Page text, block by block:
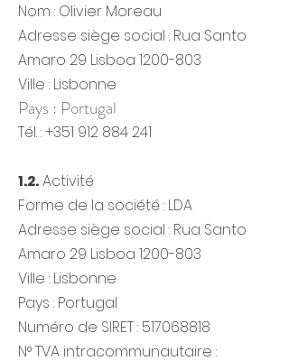
Nom : Olivier Moreau
Adresse siège social : Rua Santo
Amaro 29 Lisboa 1200-803
Ville : Lisbonne
Pays : Portugal
Tél. :+351 912 884 241
1.2.Activité
Forme de la société : LDA
Adresse siège social : Rua Santo
Amaro 29 Lisboa 1200-803
Ville : Lisbonne
Pays : Portugal
Numéro de SIRET : 517068818
N° TVA intracommunautaire :